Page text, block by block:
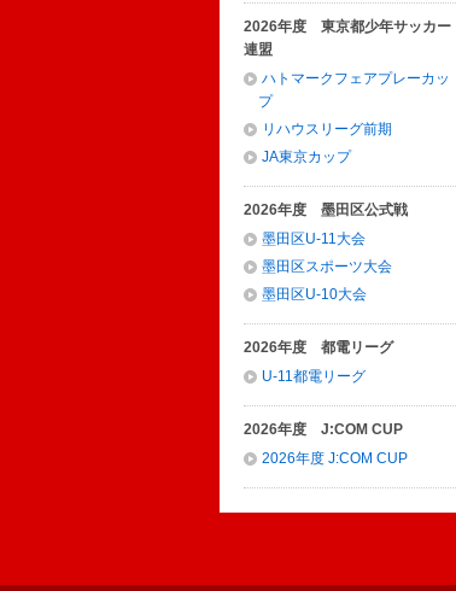
2026年度 東京都少年サッカー
連盟
ハトマークフェアプレーカッ
プ
リハウスリーグ前期
JA東京カップ
2026年度 墨田区公式戦
墨田区U-11大会
墨田区スポーツ大会
墨田区U-10大会
2026年度 都電リーグ
U-11都電リーグ
2026年度 J:COM CUP
2026年度 J:COM CUP